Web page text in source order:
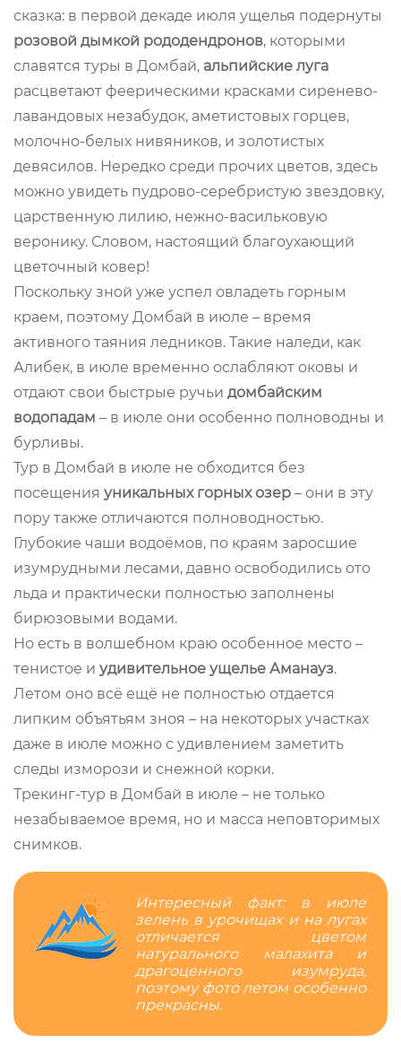
сказка: в первой декаде июля ущелья подернуты
розовой дымкой рододендронов, которыми
славятся туры в Домбай, альпийские луга
расцветают феерическими красками сиренево-
лавандовых незабудок, аметистовых горцев,
молочно-белых нивяников, и золотистых
девясилов. Нередко среди прочих цветов, здесь
можно увидеть пудрово-серебристую звездовку,
царственную лилию, нежно-васильковую
веронику. Словом, настоящий благоухающий
цветочный ковер!
Поскольку зной уже успел овладеть горным
краем, поэтому Домбай в июле – время
активного таяния ледников. Такие наледи, как
Алибек, в июле временно ослабляют оковы и
отдают свои быстрые ручьи домбайским
водопадам – в июле они особенно полноводны и
бурливы.
Тур в Домбай в июле не обходится без
посещения уникальных горных озер – они в эту
пору также отличаются полноводностью.
Глубокие чаши водоёмов, по краям заросшие
изумрудными лесами, давно освободились ото
льда и практически полностью заполнены
бирюзовыми водами.
Но есть в волшебном краю особенное место –
тенистое и удивительное ущелье Аманауз.
Летом оно всё ещё не полностью отдается
липким объятьям зноя – на некоторых участках
даже в июле можно с удивлением заметить
следы изморози и снежной корки.
Трекинг-тур в Домбай в июле – не только
незабываемое время, но и масса неповторимых
снимков.
Интересный факт: в июле
зелень в урочищах и на лугах
отличается цветом
натурального малахита и
драгоценного изумруда,
поэтому фото летом особенно
прекрасны.